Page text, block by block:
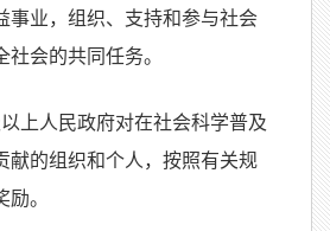
事业，组织、支持和参与社会
会的共同任务。
上人民政府对在社会科学普及
献的组织和个人，按照有关规
励。